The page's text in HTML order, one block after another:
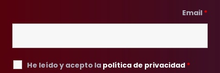
Email *
He leído y acepto la política de privacidad *